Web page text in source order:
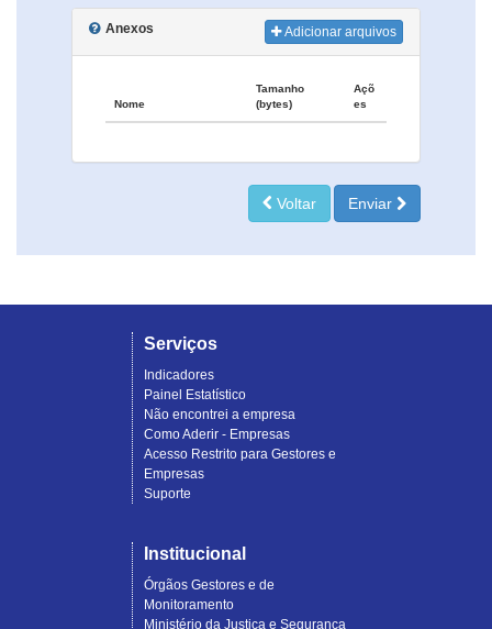
Anexos Adicionar arquivos
Nome
Tamanho
(bytes)
Açõ
es
Voltar Enviar
Serviços
Indicadores
Painel Estatístico
Não encontrei a empresa
Como Aderir - Empresas
Acesso Restrito para Gestores e
Empresas
Suporte
Institucional
Órgãos Gestores e de
Monitoramento
Ministério da Justiça e Segurança